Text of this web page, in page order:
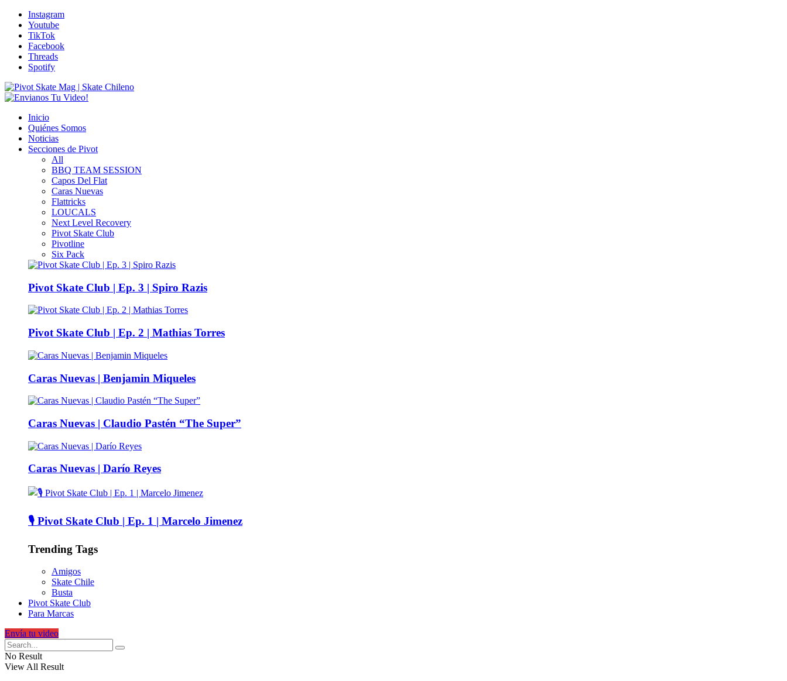
Instagram
Youtube
TikTok
Facebook
Threads
Spotify
Inicio
Quiénes Somos
Noticias
Secciones de Pivot
All
BBQ TEAM SESSION
Capos Del Flat
Caras Nuevas
Flattricks
LOUCALS
Next Level Recovery
Pivot Skate Club
Pivotline
Six Pack
Pivot Skate Club | Ep. 3 | Spiro Razis
Pivot Skate Club | Ep. 2 | Mathias Torres
Caras Nuevas | Benjamin Miqueles
Caras Nuevas | Claudio Pastén “The Super”
Caras Nuevas | Darío Reyes
🎙️ Pivot Skate Club | Ep. 1 | Marcelo Jimenez
Trending Tags
Amigos
Skate Chile
Busta
Pivot Skate Club
Para Marcas
Envía tu video
No Result
View All Result